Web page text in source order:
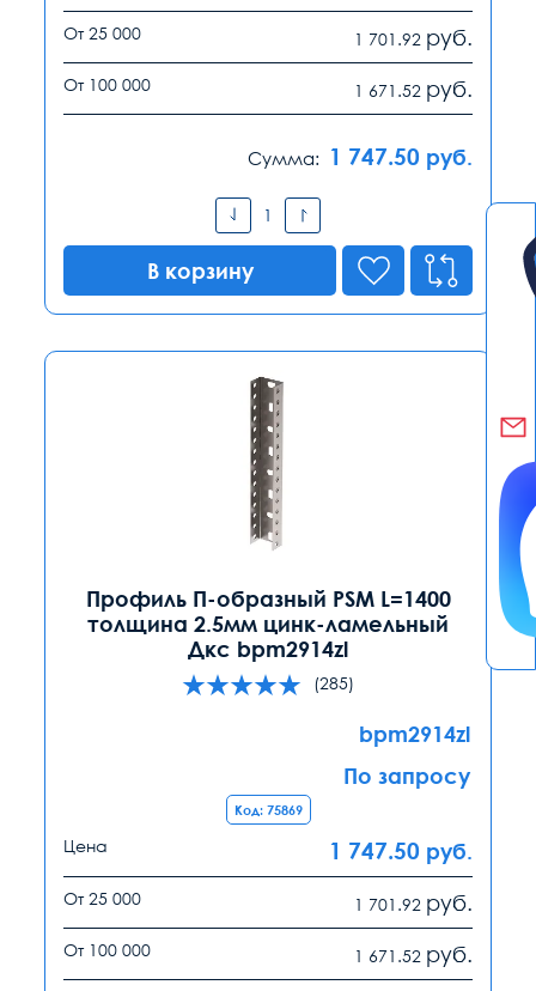
От 25 000 1 701.92 руб.
От 100 000 1 671.52 руб.
Сумма: 1 747.50 руб.
В корзину
Профиль П-образный PSM L=1400
толщина 2.5мм цинк-ламельный
Дкс bpm2914zl
(285)
bpm2914zl
По запросу
Код: 75869
Цена 1 747.50 руб.
От 25 000 1 701.92 руб.
От 100 000 1 671.52 руб.